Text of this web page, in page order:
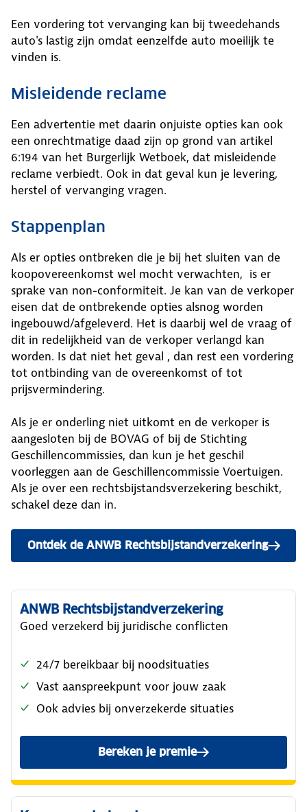
Een vordering tot vervanging kan bij tweedehands
auto's lastig zijn omdat eenzelfde auto moeilijk te
vinden is.
Misleidende reclame
Een advertentie met daarin onjuiste opties kan ook
een onrechtmatige daad zijn op grond van artikel
6:194 van het Burgerlijk Wetboek, dat misleidende
reclame verbiedt. Ook in dat geval kun je levering,
herstel of vervanging vragen.
Stappenplan
Als er opties ontbreken die je bij het sluiten van de
koopovereenkomst wel mocht verwachten, is er
sprake van non-conformiteit. Je kan van de verkoper
eisen dat de ontbrekende opties alsnog worden
ingebouwd/afgeleverd. Het is daarbij wel de vraag of
dit in redelijkheid van de verkoper verlangd kan
worden. Is dat niet het geval , dan rest een vordering
tot ontbinding van de overeenkomst of tot
prijsvermindering.
Als je er onderling niet uitkomt en de verkoper is
aangesloten bij de BOVAG of bij de Stichting
Geschillencommissies, dan kun je het geschil
voorleggen aan de Geschillencommissie Voertuigen.
Als je over een rechtsbijstandsverzekering beschikt,
schakel deze dan in.
Ontdek de ANWB Rechtsbijstandverzekering
ANWB Rechtsbijstandverzekering
Goed verzekerd bij juridische conflicten
24/7 bereikbaar bij noodsituaties
Vast aanspreekpunt voor jouw zaak
Ook advies bij onverzekerde situaties
Bereken je premie